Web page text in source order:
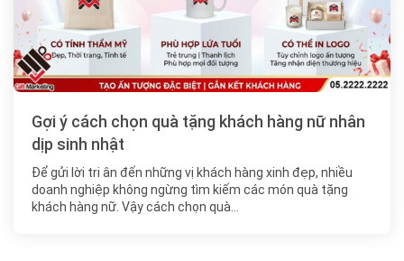
Gợi ý cách chọn quà tặng khách hàng nữ nhân
dịp sinh nhật
Để gửi lời tri ân đến những vị khách hàng xinh đẹp, nhiều
doanh nghiệp không ngừng tìm kiếm các món quà tặng
khách hàng nữ. Vậy cách chọn quà…